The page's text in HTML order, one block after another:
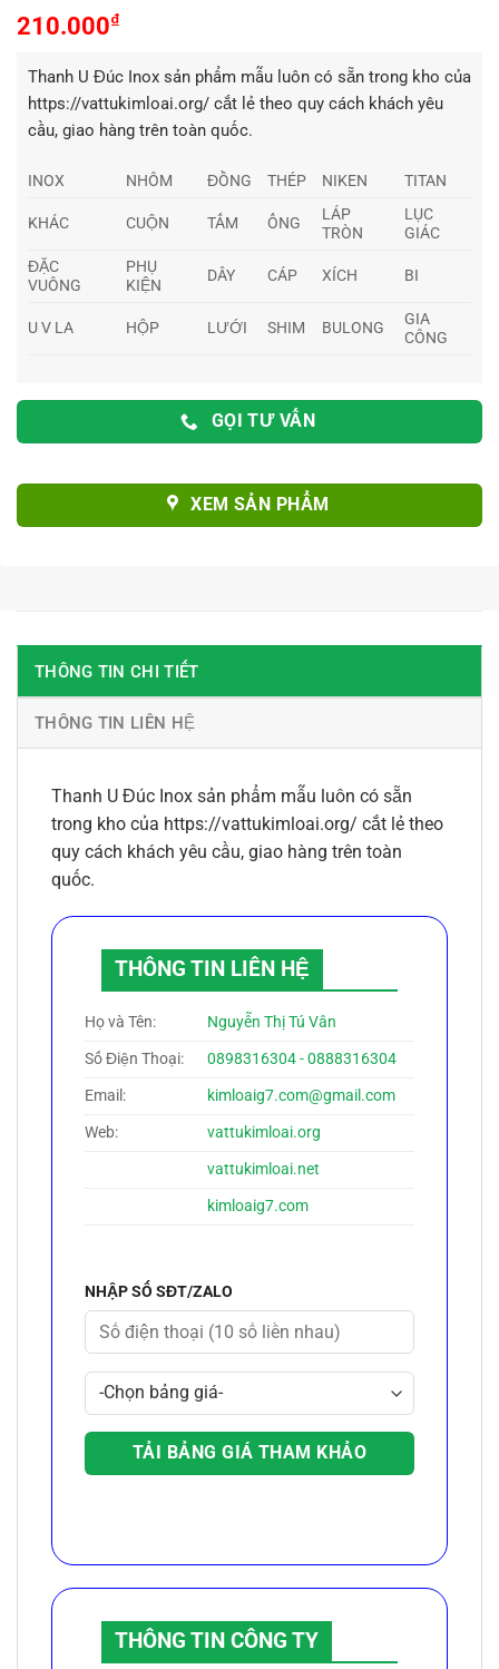
210.000₫
Thanh U Đúc Inox sản phẩm mẫu luôn có sẵn trong kho của
https://vattukimloai.org/ cắt lẻ theo quy cách khách yêu
cầu, giao hàng trên toàn quốc.
INOX NHÔM ĐỒNG THÉP NIKEN TITAN
KHÁC CUỘN TẤM ỐNG
LÁP
TRÒN
LỤC
GIÁC
ĐẶC
VUÔNG
PHỤ
KIỆN
DÂY CÁP XÍCH BI
U V LA HỘP LƯỚI SHIM BULONG
GIA
CÔNG
GỌI TƯ VẤN
XEM SẢN PHẨM
THÔNG TIN CHI TIẾT
THÔNG TIN LIÊN HỆ
Thanh U Đúc Inox sản phẩm mẫu luôn có sẵn
trong kho của https://vattukimloai.org/ cắt lẻ theo
quy cách khách yêu cầu, giao hàng trên toàn
quốc.
THÔNG TIN LIÊN HỆ
Họ và Tên:
Nguyễn Thị Tú Vân
Số Điện Thoại:
0898316304 - 0888316304
Email:
kimloaig7.com@gmail.com
Web:
vattukimloai.org
vattukimloai.net
kimloaig7.com
NHẬP SỐ SĐT/ZALO
THÔNG TIN CÔNG TY